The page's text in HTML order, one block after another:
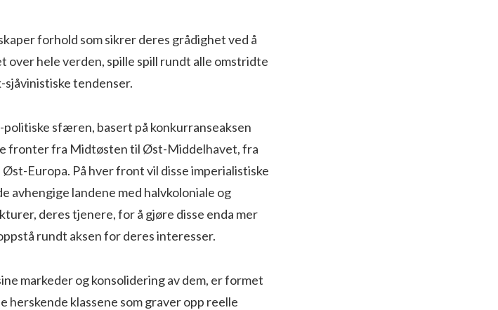
forhold som sikrer deres grådighet ved å
over hele verden, spille spill rundt alle omstridte
sjåvinistiske tendenser.
sfæren, basert på konkurranseaksen
fronter fra Midtøsten til Øst-Middelhavet, fra
Europa. På hver front vil disse imperialistiske
avhengige landene med halvkoloniale og
deres tjenere, for å gjøre disse enda mer
rundt aksen for deres interesser.
markeder og konsolidering av dem, er formet
klassene som graver opp reelle